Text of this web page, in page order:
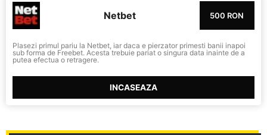
Netbet 500 RON
Plasezi primul pariu la Netbet, iar daca e pierzator primesti banii inapoi
sub forma de Freebet. Acesta trebuie pariat o singura data inainte de a
putea efectua o retragere.
INCASEAZA